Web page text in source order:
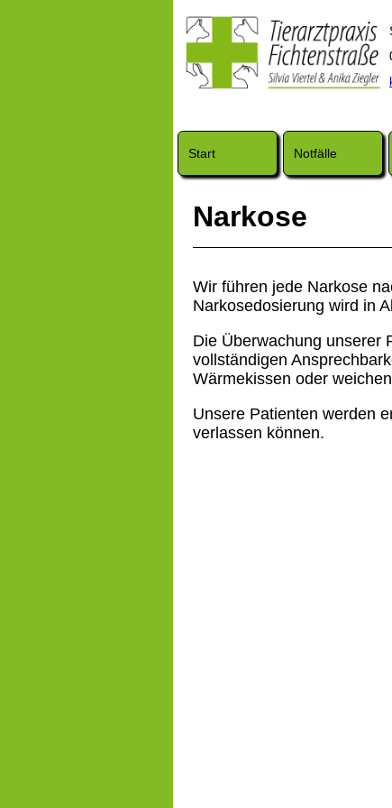
Start Notfälle
Narkose
Wir führen jede Narkose
Narkosedosierung wird in
Die Überwachung unserer
vollständigen
Wärmekissen oder
Unsere Patienten werden
verlassen können.